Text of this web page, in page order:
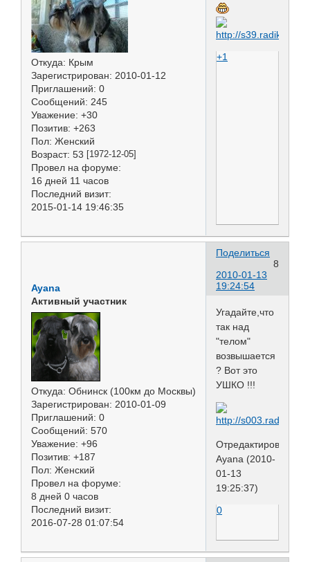
Откуда: Крым
Зарегистрирован: 2010-01-12
Приглашений: 0
Сообщений: 245
Уважение: +30
Позитив: +263
Пол: Женский
Возраст: 53 [1972-12-05]
Провел на форуме:
16 дней 11 часов
Последний визит:
2015-01-14 19:46:35
+1
Поделиться
8
2010-01-13
19:24:54
Ayana
Активный участник
Откуда: Обнинск (100км до Москвы)
Зарегистрирован: 2010-01-09
Приглашений: 0
Сообщений: 570
Уважение: +96
Позитив: +187
Пол: Женский
Провел на форуме:
8 дней 0 часов
Последний визит:
2016-07-28 01:07:54
Угадайте,что
так над
"телом"
возвышается
? Вот это
УШКО !!!
Отредактировано
Ayana (2010-
01-13
19:25:37)
0